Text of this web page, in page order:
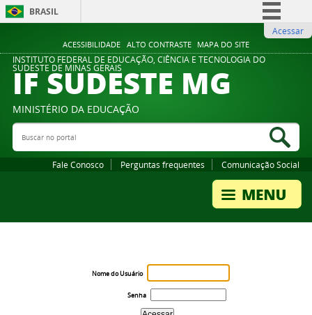
ACESSIBILIDADE ALTO CONTRASTE MAPA DO SITE
BRASIL
Comunica BR
Participe
Legislação
Acessar
INSTITUTO FEDERAL DE EDUCAÇÃO, CIÊNCIA E TECNOLOGIA DO
SUDESTE DE MINAS GERAIS
IF SUDESTE MG
MINISTÉRIO DA EDUCAÇÃO
Buscar no portal
Fale Conosco Perguntas frequentes Comunicação Social
Nome do Usuário
Senha